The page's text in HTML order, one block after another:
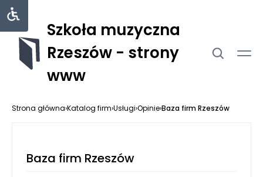
Szkoła muzyczna
Rzeszów - strony
www
Strona główna›Katalog firm›Usługi›Opinie›Baza firm Rzeszów
Baza firm Rzeszów